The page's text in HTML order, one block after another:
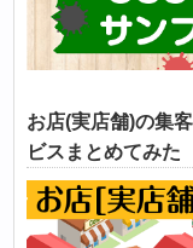
お店(実店舗)の集
ビスまとめてみた